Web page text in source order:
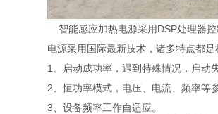
智能感应加热电源采用DSP处理器
电源采用国际最新技术，诸多特点都是
1、启动成功率，遇到特殊情况，启动
2、恒功率模式，电压、电流、频率等
3、设备频率工作自适应。